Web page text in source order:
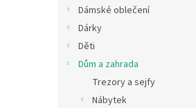
Dámské oblečení
Dárky
Děti
Dům a zahrada
Trezory a sejfy
Nábytek